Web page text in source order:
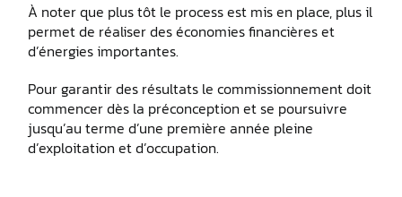
À noter que plus tôt le process est mis en place, plus il
permet de réaliser des économies financières et
d’énergies importantes.
Pour garantir des résultats le commissionnement doit
commencer dès la préconception et se poursuivre
jusqu’au terme d’une première année pleine
d’exploitation et d’occupation.